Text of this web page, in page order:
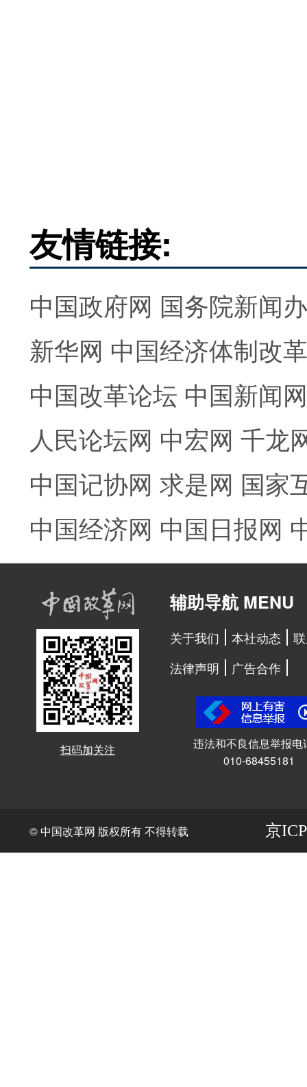
友情链接:
中国政府网 国务院新闻
新华网 中国经济体制改
中国改革论坛 中国新闻网
人民论坛网 中宏网 千龙
中国记协网 求是网 国家
中国经济网 中国日报网
扫码加关注
辅助导航 MENU
关于我们 本社动态
法律声明
广告合作
违法和不良信息举报电
010-68455181
© 中国改革网 版权所有 不得转载 京